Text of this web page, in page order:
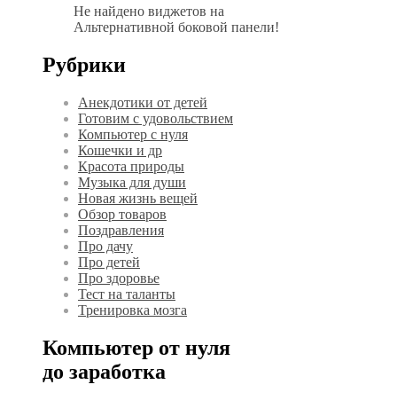
Не найдено виджетов на
Альтернативной боковой панели!
Рубрики
Анекдотики от детей
Готовим с удовольствием
Компьютер с нуля
Кошечки и др
Красота природы
Музыка для души
Новая жизнь вещей
Обзор товаров
Поздравления
Про дачу
Про детей
Про здоровье
Тест на таланты
Тренировка мозга
Компьютер от нуля
до заработка